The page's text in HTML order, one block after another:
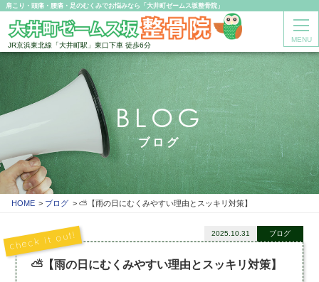
肩こり・頭痛・腰痛・足のむくみでお悩みなら「大井町ゼームス坂整骨院」
JR京浜東北線「大井町駅」東口下車 徒歩6分
MENU
BLOG
ブログ
HOME ブログ ⛅【雨の日にむくみやすい理由とスッキリ対策】
⛅【雨の日にむくみやすい理由とスッキリ対策】
2025.10.31 ブログ